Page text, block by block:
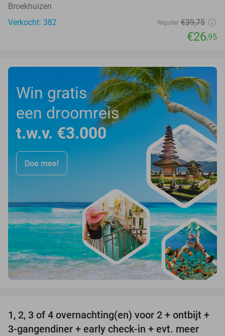
Broekhuizen
Verkocht: 382
Regulier €39,75
€26,95
Win gratis
een droomreis
t.w.v. €3.000
Doe mee!
25%
1, 2, 3 of 4 overnachting(en) voor 2 + ontbijt +
3-gangendiner + early check-in + evt. meer